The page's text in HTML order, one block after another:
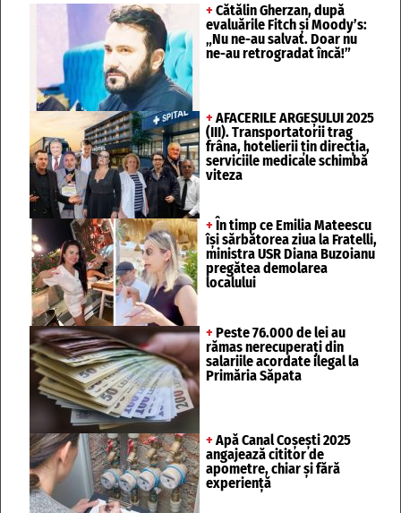
+ Cătălin Gherzan, după
evaluările Fitch și Moody’s:
„Nu ne-au salvat. Doar nu
ne-au retrogradat încă!”
+ AFACERILE ARGEȘULUI 2025
(III). Transportatorii trag
frâna, hotelierii țin direcția,
serviciile medicale schimbă
viteza
+ În timp ce Emilia Mateescu
își sărbătorea ziua la Fratelli,
ministra USR Diana Buzoianu
pregătea demolarea
localului
+ Peste 76.000 de lei au
rămas nerecuperați din
salariile acordate ilegal la
Primăria Săpata
+ Apă Canal Coșești 2025
angajează cititor de
apometre, chiar și fără
experiență